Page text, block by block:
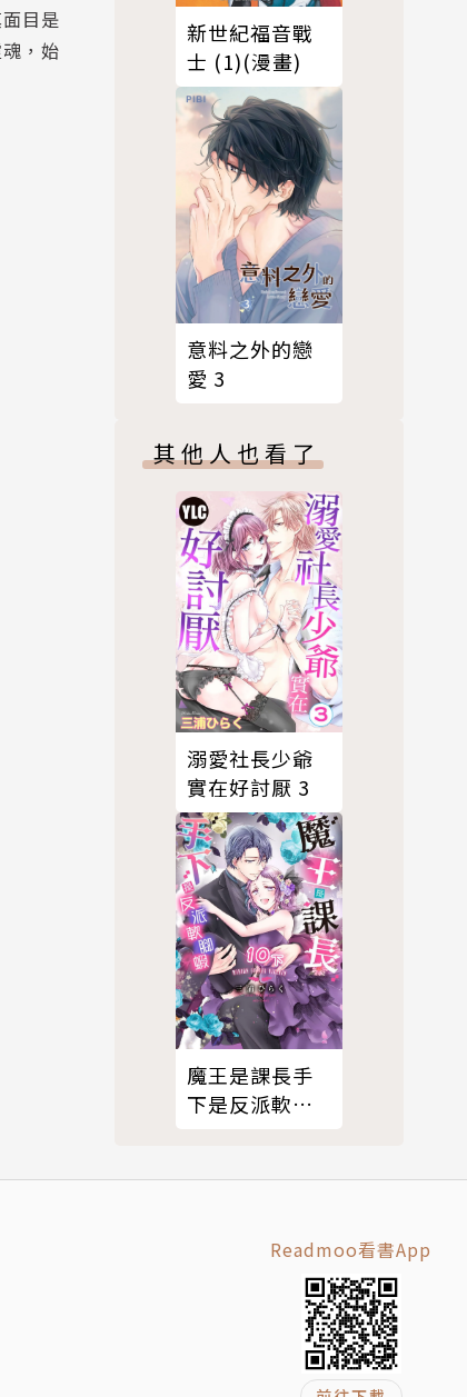
目是
，始
新世紀福音戰
士 (1)(漫畫)
意料之外的戀
愛 3
其他人也看了
溺愛社長少爺
實在好討厭 3
魔王是課長手
下是反派軟腳
Readmoo看書App